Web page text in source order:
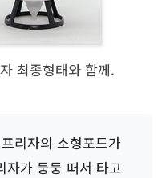
최종형태와 함께.
리자의 소형포드가
자가 둥둥 떠서 타고